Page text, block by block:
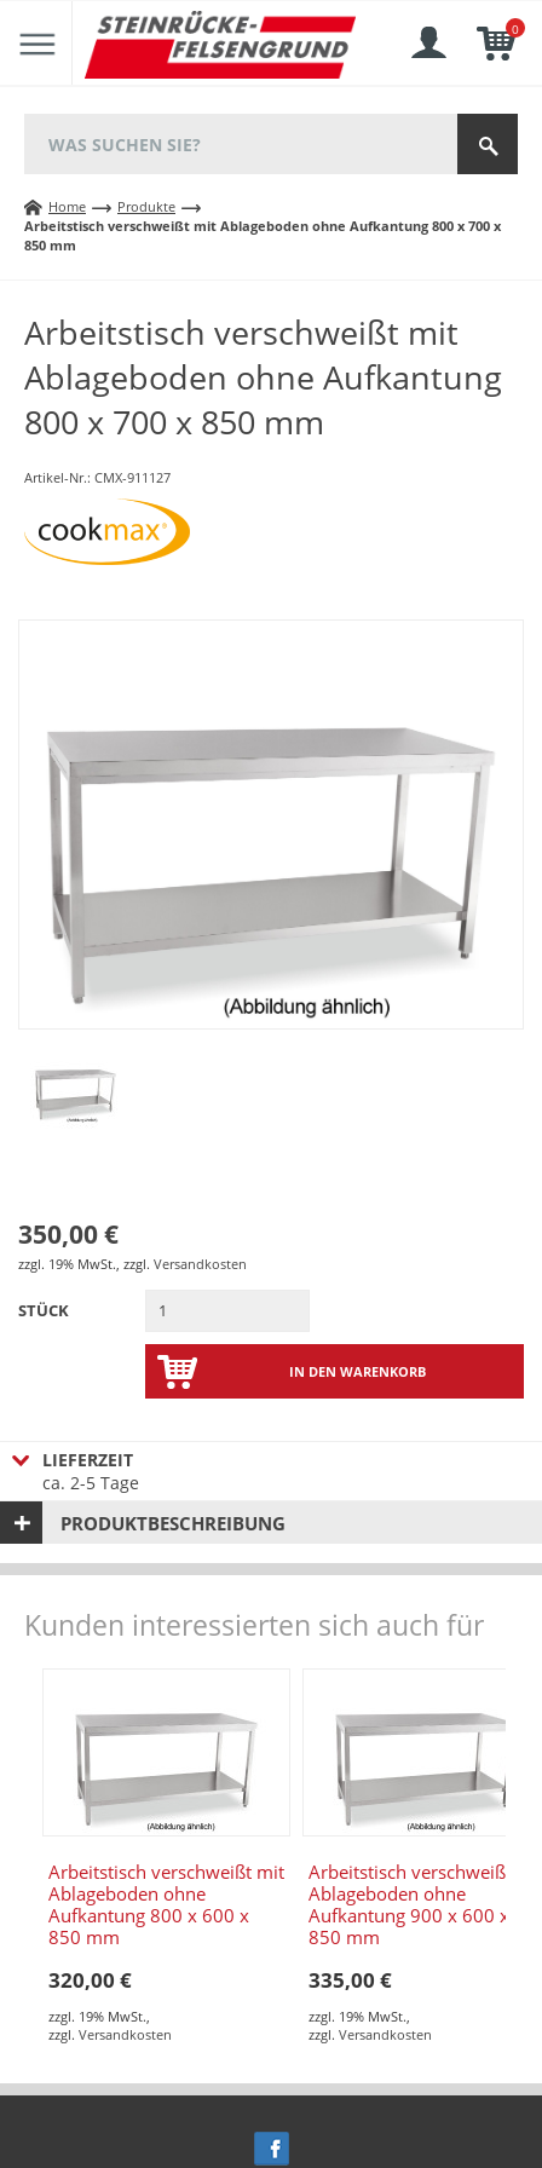
0
Home
Produkte
Arbeitstisch verschweißt mit Ablageboden ohne Aufkantung 800 x 700 x
850 mm
Arbeitstisch verschweißt mit
Ablageboden ohne Aufkantung
800 x 700 x 850 mm
Artikel-Nr.: CMX-911127
350,00 €
zzgl. 19% MwSt., zzgl. Versandkosten
STÜCK
IN DEN WARENKORB
LIEFERZEIT
ca. 2-5 Tage
PRODUKTBESCHREIBUNG
Kunden interessierten sich auch für
Arbeitstisch verschweißt mit
Ablageboden ohne
Aufkantung 800 x 600 x
850 mm
320,00 €
zzgl. 19% MwSt.
zzgl. Versandkosten
Arbeitstisch verschweißt
Ablageboden ohne
Aufkantung 900 x 600 x
850 mm
335,00 €
zzgl. 19% MwSt.
zzgl. Versandkosten